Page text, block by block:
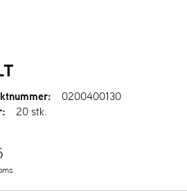
0200400130
20 stk.